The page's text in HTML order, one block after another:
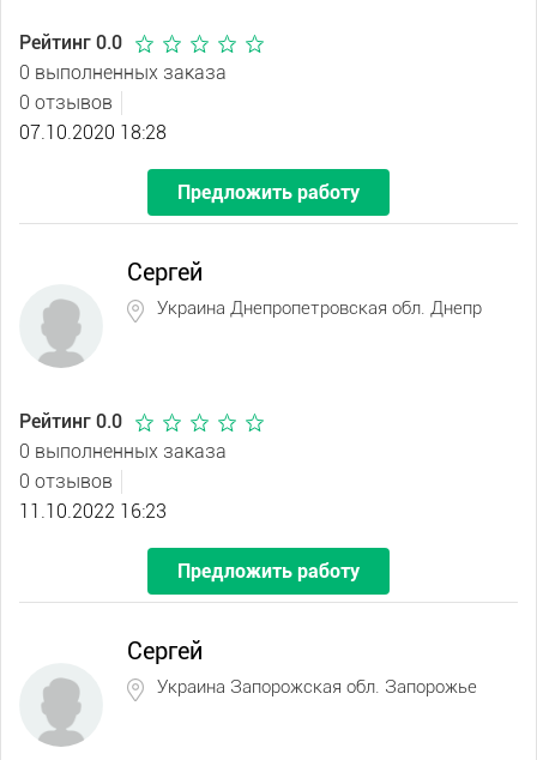
Рейтинг 0.0
0 выполненных заказа
0 отзывов
07.10.2020 18:28
Предложить работу
Сергей
Украина Днепропетровская обл. Днепр
Рейтинг 0.0
0 выполненных заказа
0 отзывов
11.10.2022 16:23
Предложить работу
Сергей
Украина Запорожская обл. Запорожье